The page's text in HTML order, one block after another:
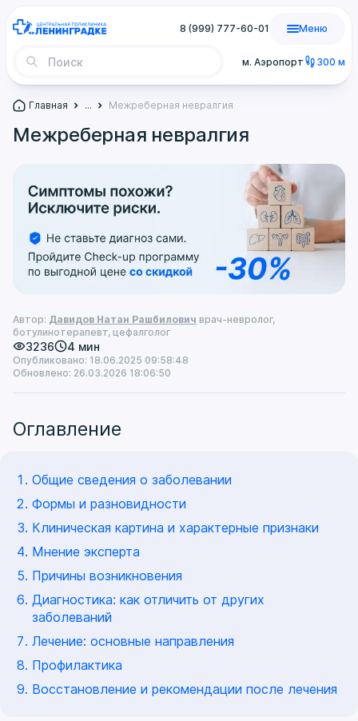
м. Аэропорт 300 м
8 (999) 777-60-01 Меню
Главная ... Межреберная невралгия
Межреберная невралгия
Автор: Давидов Натан Рашбилович врач-невролог,
ботулинотерапевт, цефалголог
3236 4 мин
Опубликовано: 18.06.2025 09:58:48
Обновлено: 26.03.2026 18:06:50
Оглавление
Общие сведения о заболевании
Формы и разновидности
Клиническая картина и характерные признаки
Мнение эксперта
Причины возникновения
Диагностика: как отличить от других
заболеваний
Лечение: основные направления
Профилактика
Восстановление и рекомендации после лечения